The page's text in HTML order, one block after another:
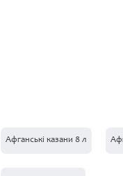
Афганські казани 8 л